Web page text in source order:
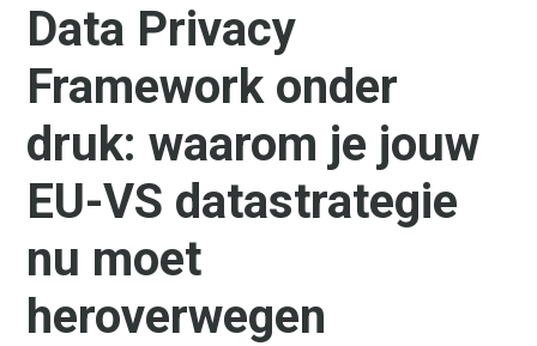
Data Privacy
Framework onder
druk: waarom je jouw
EU-VS datastrategie
nu moet
heroverwegen